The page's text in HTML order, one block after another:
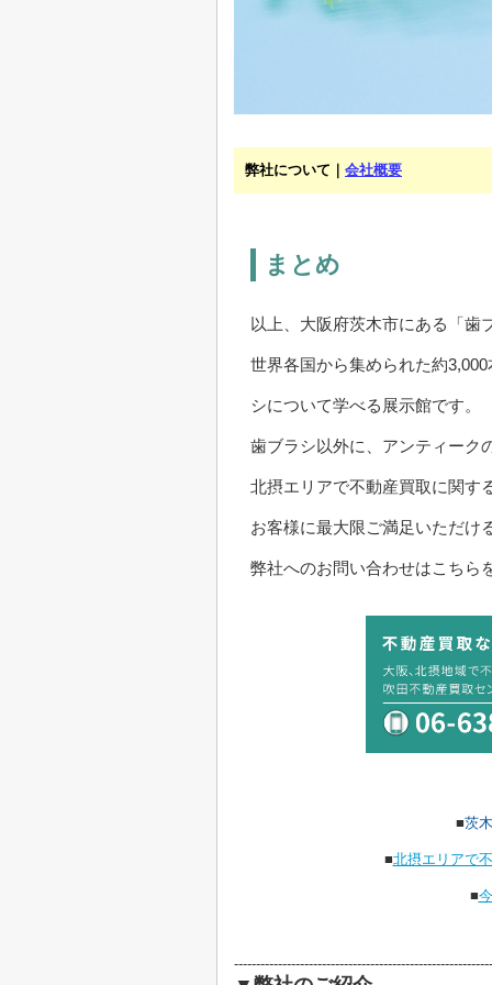
弊社について｜ 会社概要
まとめ
以上、大阪府茨木市にある「歯
世界各国から集められた約
シについて学べる展示館です。
歯ブラシ以外に、アンティーク
北摂エリアで不動産買取に関す
お客様に最大限ご満足いただけ
弊社へのお問い合わせはこちら
■茨
■北摂エリアで
■